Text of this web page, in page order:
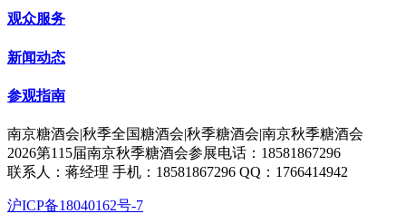
观众服务
新闻动态
参观指南
南京糖酒会|秋季全国糖酒会|秋季糖酒会|南京秋季糖酒会
2026第115届南京秋季糖酒会参展电话：18581867296
联系人：蒋经理 手机：18581867296 QQ：1766414942
沪ICP备18040162号-7